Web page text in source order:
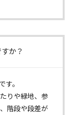
か？
。
りや緑地、参
階段や段差が